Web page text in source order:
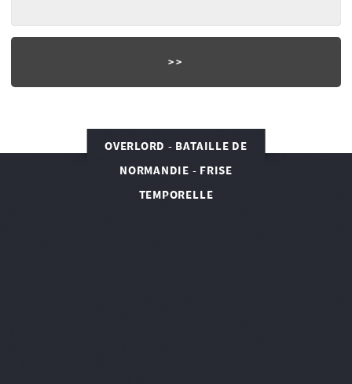
OVERLORD - BATAILLE DE
NORMANDIE - FRISE
TEMPORELLE